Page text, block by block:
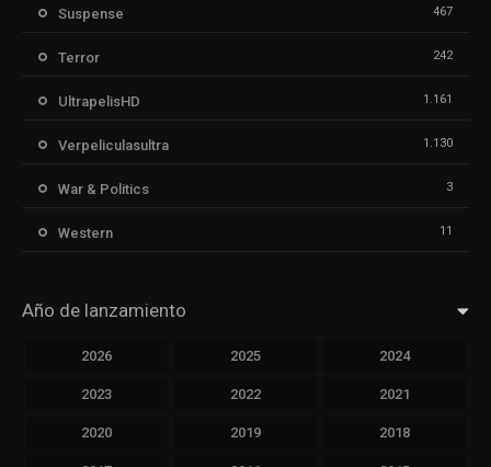
Suspense 467
Terror 242
UltrapelisHD 1.161
Verpeliculasultra 1.130
War & Politics 3
Western 11
Año de lanzamiento
2026 2025 2024
2023 2022 2021
2020 2019 2018